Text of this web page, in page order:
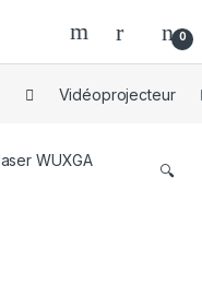
0
Vidéoprojecteur
🔍